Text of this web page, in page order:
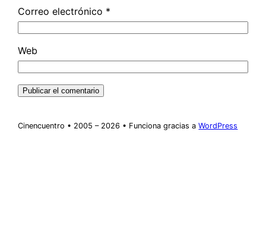
Correo electrónico *
Web
Cinencuentro • 2005 – 2026 • Funciona gracias aWordPress